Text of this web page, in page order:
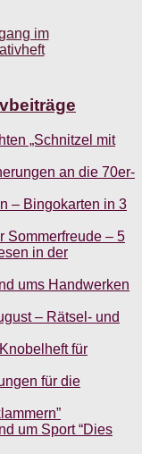
„Schnitzel mit
an die 70er-
– Bingokarten in 3
Sommerfreude – 5
in der
ums Handwerken
– Rätsel- und
für
für die
um Sport “Dies